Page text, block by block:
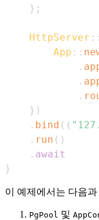
} ;
HttpServer ::
App ::
.
.
.
} )
. bind ( (
. run ( )
. await
}
이 예제에서는 다음
PgPool 및